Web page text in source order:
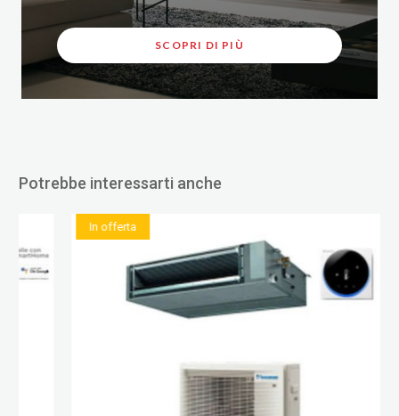
SCOPRI DI PIÙ
Potrebbe interessarti anche